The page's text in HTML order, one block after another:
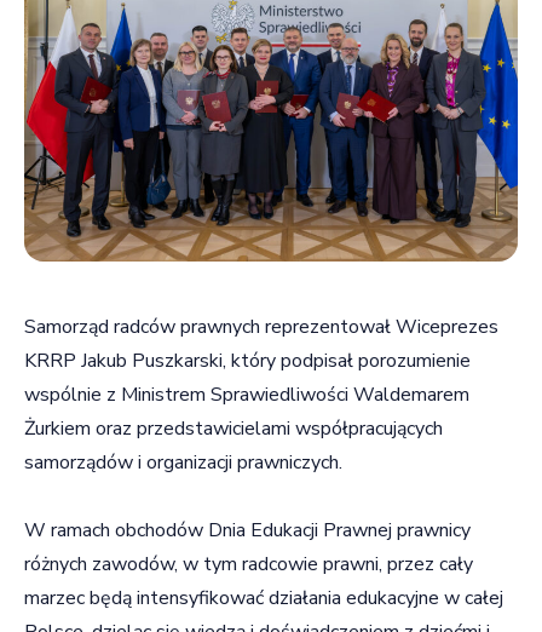
Samorząd radców prawnych reprezentował Wiceprezes
KRRP Jakub Puszkarski, który podpisał porozumienie
wspólnie z Ministrem Sprawiedliwości Waldemarem
Żurkiem oraz przedstawicielami współpracujących
samorządów i organizacji prawniczych.
W ramach obchodów Dnia Edukacji Prawnej prawnicy
różnych zawodów, w tym radcowie prawni, przez cały
marzec będą intensyfikować działania edukacyjne w całej